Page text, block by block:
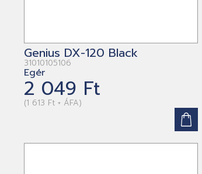
Genius DX-120 Black
31010105106
Egér
2 049 Ft
(1 613 Ft + ÁFA)